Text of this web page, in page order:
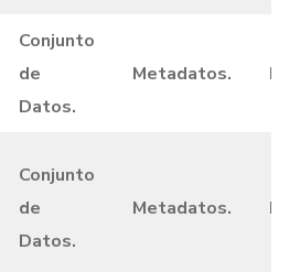
Conjunto
de
Datos.
Metadatos.
Conjunto
de
Datos.
Metadatos.